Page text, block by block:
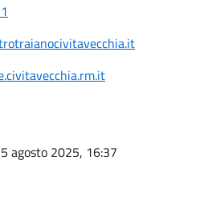
agosto 2025, 16:37